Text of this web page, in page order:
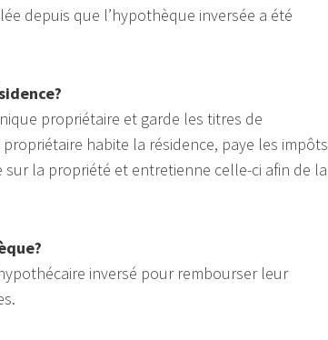
depuis que l’hypothèque inversée a été
propriétaire et garde les titres de
habite la résidence, paye les impôts
la propriété et entretienne celle-ci afin de la
inversé pour rembourser leur